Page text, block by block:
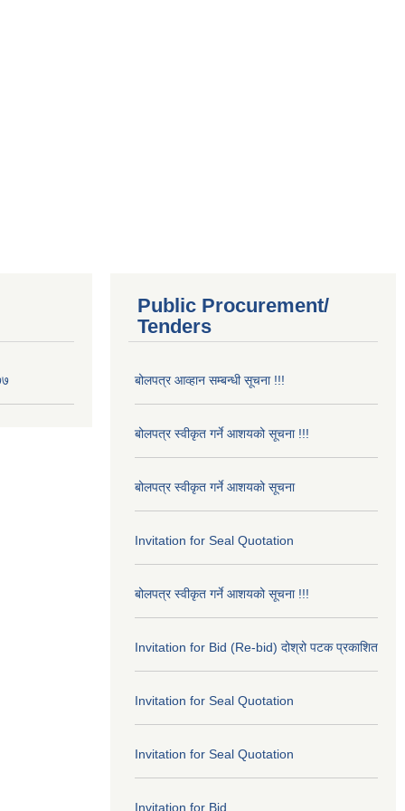
Public Procurement/
Tenders
बोलपत्र आव्हान सम्बन्धी सूचना !!!
बोलपत्र स्वीकृत गर्ने आशयको सूचना !!!
बोलपत्र स्वीकृत गर्ने आशयको सूचना
Invitation for Seal Quotation
बोलपत्र स्वीकृत गर्ने आशयको सूचना !!!
Invitation for Bid (Re-bid) दोश्रो पटक प्रकाशित
Invitation for Seal Quotation
Invitation for Seal Quotation
Invitation for Bid